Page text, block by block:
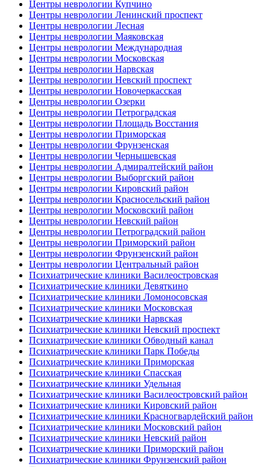
Центры неврологии Купчино
Центры неврологии Ленинский проспект
Центры неврологии Лесная
Центры неврологии Маяковская
Центры неврологии Международная
Центры неврологии Московская
Центры неврологии Нарвская
Центры неврологии Невский проспект
Центры неврологии Новочеркасская
Центры неврологии Озерки
Центры неврологии Петроградская
Центры неврологии Площадь Восстания
Центры неврологии Приморская
Центры неврологии Фрунзенская
Центры неврологии Чернышевская
Центры неврологии Адмиралтейский район
Центры неврологии Выборгский район
Центры неврологии Кировский район
Центры неврологии Красносельский район
Центры неврологии Московский район
Центры неврологии Невский район
Центры неврологии Петроградский район
Центры неврологии Приморский район
Центры неврологии Фрунзенский район
Центры неврологии Центральный район
Психиатрические клиники Василеостровская
Психиатрические клиники Девяткино
Психиатрические клиники Ломоносовская
Психиатрические клиники Московская
Психиатрические клиники Нарвская
Психиатрические клиники Невский проспект
Психиатрические клиники Обводный канал
Психиатрические клиники Парк Победы
Психиатрические клиники Приморская
Психиатрические клиники Спасская
Психиатрические клиники Удельная
Психиатрические клиники Василеостровский район
Психиатрические клиники Кировский район
Психиатрические клиники Красногвардейский район
Психиатрические клиники Московский район
Психиатрические клиники Невский район
Психиатрические клиники Приморский район
Психиатрические клиники Фрунзенский район